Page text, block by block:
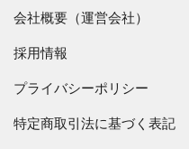
会社概要（運営会社）
採用情報
プライバシーポリシー
特定商取引法に基づく表記